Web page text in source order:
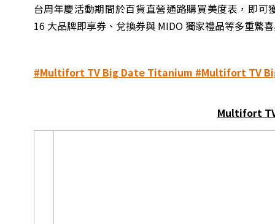
台周年慶活動期間於百貨直營通路購買美度表，即
16 大品牌即享券、兌換券與 MIDO 獨家禮品等多重驚
#Multifort TV Big Date Titanium #Multifort TV
Multifort